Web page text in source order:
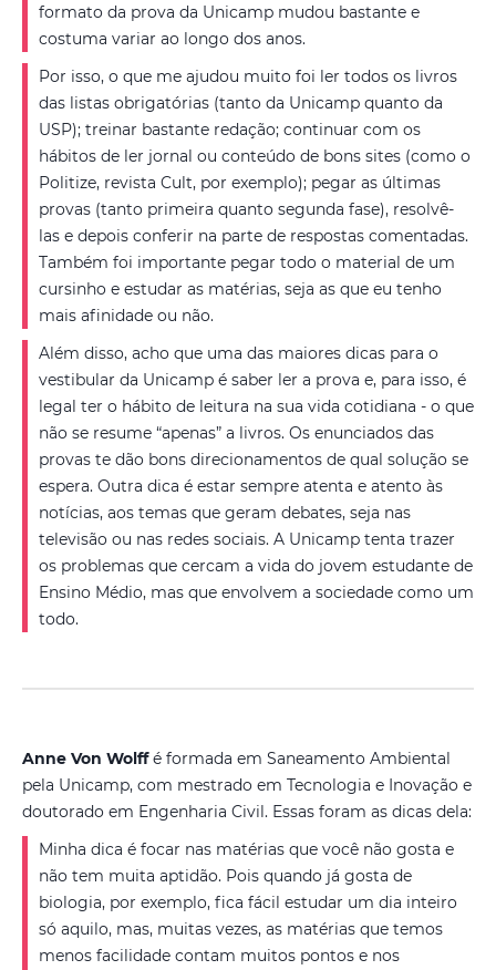
formato da prova da Unicamp mudou bastante e
costuma variar ao longo dos anos.
Por isso, o que me ajudou muito foi ler todos os livros
das listas obrigatórias (tanto da Unicamp quanto da
USP); treinar bastante redação; continuar com os
hábitos de ler jornal ou conteúdo de bons sites (como o
Politize, revista Cult, por exemplo); pegar as últimas
provas (tanto primeira quanto segunda fase), resolvê-
las e depois conferir na parte de respostas comentadas.
Também foi importante pegar todo o material de um
cursinho e estudar as matérias, seja as que eu tenho
mais afinidade ou não.
Além disso, acho que uma das maiores dicas para o
vestibular da Unicamp é saber ler a prova e, para isso, é
legal ter o hábito de leitura na sua vida cotidiana - o que
não se resume “apenas” a livros. Os enunciados das
provas te dão bons direcionamentos de qual solução se
espera. Outra dica é estar sempre atenta e atento às
notícias, aos temas que geram debates, seja nas
televisão ou nas redes sociais. A Unicamp tenta trazer
os problemas que cercam a vida do jovem estudante de
Ensino Médio, mas que envolvem a sociedade como um
todo.
Anne Von Wolffé formada em Saneamento Ambiental
pela Unicamp, com mestrado em Tecnologia e Inovação e
doutorado em Engenharia Civil. Essas foram as dicas dela:
Minha dica é focar nas matérias que você não gosta e
não tem muita aptidão. Pois quando já gosta de
biologia, por exemplo, fica fácil estudar um dia inteiro
só aquilo, mas, muitas vezes, as matérias que temos
menos facilidade contam muitos pontos e nos